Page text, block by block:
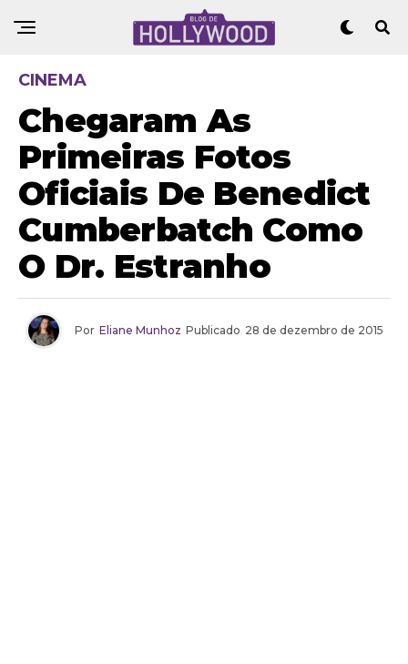
CINEMA
Chegaram As
Primeiras Fotos
Oficiais De Benedict
Cumberbatch Como
O Dr. Estranho
Por Eliane Munhoz Publicado 28 de dezembro de 2015